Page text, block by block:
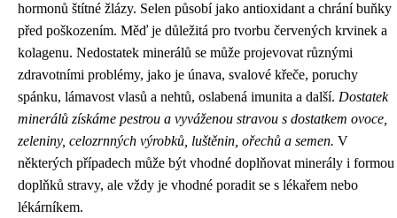
hormonů štítné žlázy. Selen působí jako antioxidant a chrání buňky
před poškozením. Měď je důležitá pro tvorbu červených krvinek a
kolagenu. Nedostatek minerálů se může projevovat různými
zdravotními problémy, jako je únava, svalové křeče, poruchy
spánku, lámavost vlasů a nehtů, oslabená imunita a další. Dostatek
minerálů získáme pestrou a vyváženou stravou s dostatkem ovoce,
zeleniny, celozrnných výrobků, luštěnin, ořechů a semen. V
některých případech může být vhodné doplňovat minerály i formou
doplňků stravy, ale vždy je vhodné poradit se s lékařem nebo
lékárníkem.